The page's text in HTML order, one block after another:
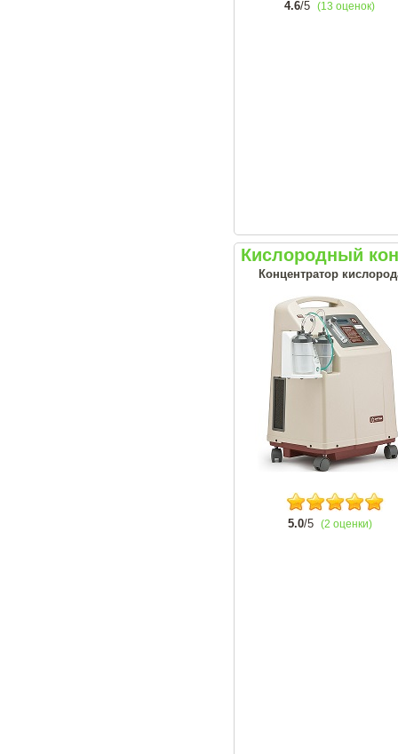
4.6/5 (13 оценок)
Кислородный
Концентратор
5.0/5 (2 оценки)